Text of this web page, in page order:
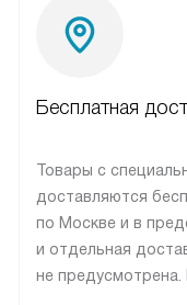
Бесплатная
Товары с
доставляются
по Москве и в
и отдельная
не предусмотрена.